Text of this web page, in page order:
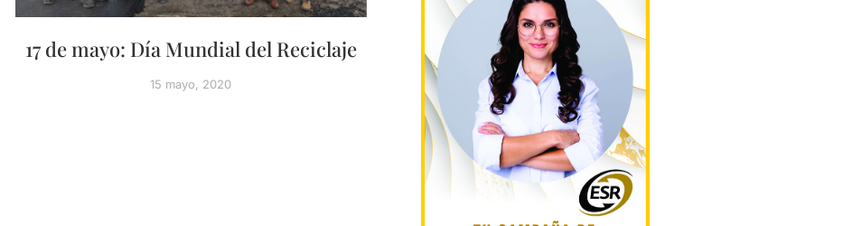
17 de mayo: Día Mundial del Reciclaje
15 mayo, 2020